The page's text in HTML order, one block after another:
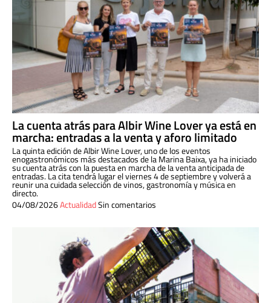
La cuenta atrás para Albir Wine Lover ya está en
marcha: entradas a la venta y aforo limitado
La quinta edición de Albir Wine Lover, uno de los eventos
enogastronómicos más destacados de la Marina Baixa, ya ha iniciado
su cuenta atrás con la puesta en marcha de la venta anticipada de
entradas. La cita tendrá lugar el viernes 4 de septiembre y volverá a
reunir una cuidada selección de vinos, gastronomía y música en
directo.
04/08/2026ActualidadSin comentarios